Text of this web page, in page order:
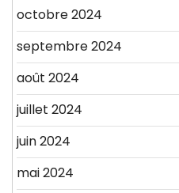
octobre 2024
septembre 2024
août 2024
juillet 2024
juin 2024
mai 2024